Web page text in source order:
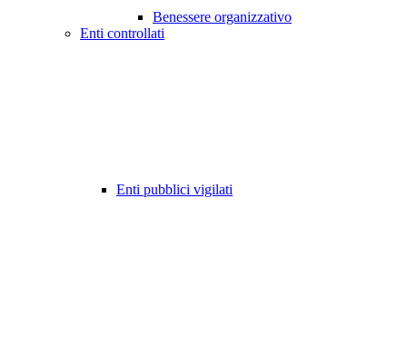
Benessere organizzativo
Enti controllati
Enti pubblici vigilati